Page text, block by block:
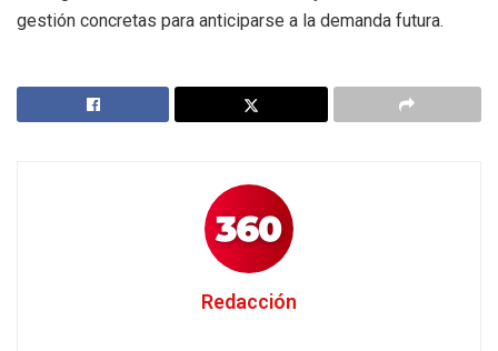
gestión concretas para anticiparse a la demanda futura.
Redacción